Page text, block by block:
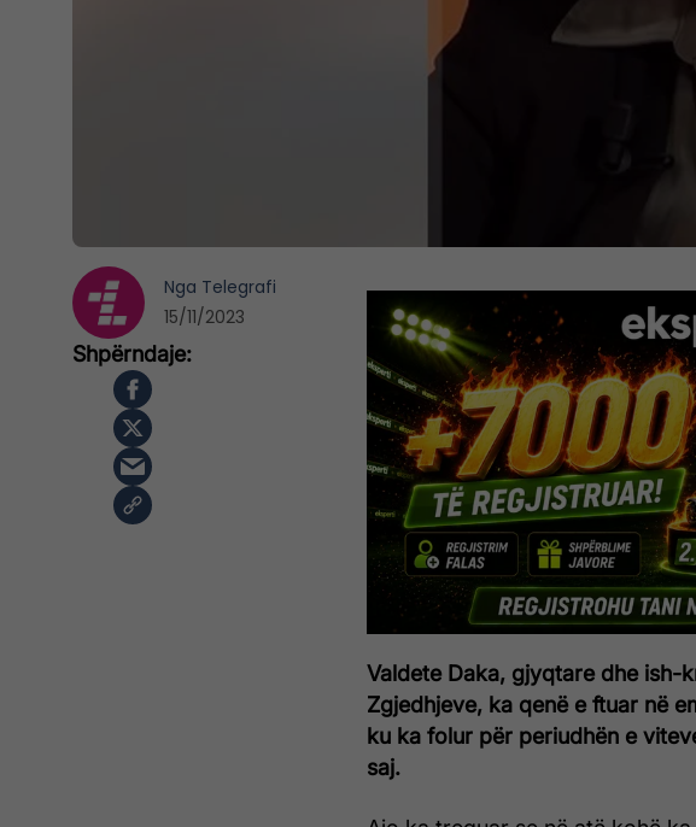
Valdete Daka, gjyqtare dhe ish-
Zgjedhjeve, ka qenë e ftuar në
ku ka folur për periudhën e
saj.
Nga Telegrafi
15/11/2023